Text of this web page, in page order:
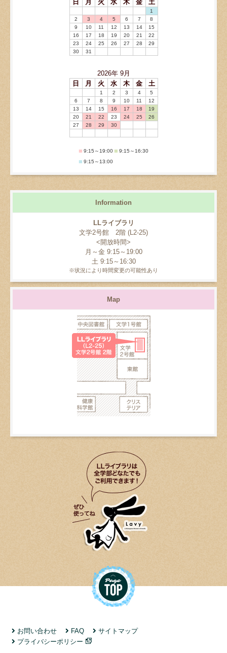
日
月 火 水 木 金 土
1
2
3 4 5 6 7
8
9
10 11 12 13 14
15
16
17 18 19 20 21
22
23
24 25 26 27 28
29
30
31
2026年 9月
日
月 火 水 木 金 土
1 2 3 4
5
6
7 8 9 10 11
12
13
14 15 16 17 18
19
20
21 22 23 24 25
26
27
28 29 30
■ 9:15～19:00 ■ 9:15～16:30
■ 9:15～13:00
Information
LLライブラリ
文学2号館 2階 (L2-25)
<開放時間>
月～金 9:15～19:00
土 9:15～16:30
※状況により時間変更の可能性あり
Map
お問い合わせ FAQ
サイトマップ
プライバシーポリシー